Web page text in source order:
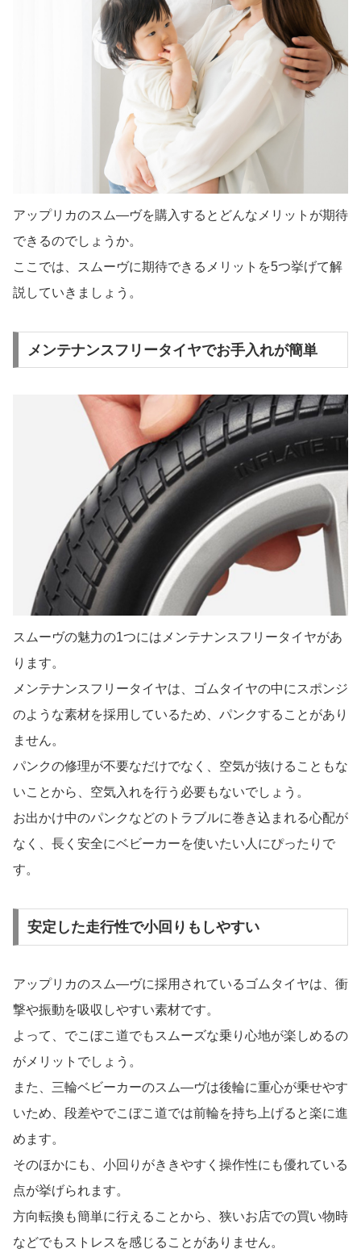
アップリカのスム―ヴを購入するとどんなメリットが期待
できるのでしょうか。
ここでは、スムーヴに期待できるメリットを5つ挙げて解
説していきましょう。
メンテナンスフリータイヤでお手入れが簡単
スムーヴの魅力の1つにはメンテナンスフリータイヤがあ
ります。
メンテナンスフリータイヤは、ゴムタイヤの中にスポンジ
のような素材を採用しているため、パンクすることがあり
ません。
パンクの修理が不要なだけでなく、空気が抜けることもな
いことから、空気入れを行う必要もないでしょう。
お出かけ中のパンクなどのトラブルに巻き込まれる心配が
なく、長く安全にベビーカーを使いたい人にぴったりで
す。
安定した走行性で小回りもしやすい
アップリカのスム―ヴに採用されているゴムタイヤは、衝
撃や振動を吸収しやすい素材です。
よって、でこぼこ道でもスムーズな乗り心地が楽しめるの
がメリットでしょう。
また、三輪ベビーカーのスム―ヴは後輪に重心が乗せやす
いため、段差やでこぼこ道では前輪を持ち上げると楽に進
めます。
そのほかにも、小回りがききやすく操作性にも優れている
点が挙げられます。
方向転換も簡単に行えることから、狭いお店での買い物時
などでもストレスを感じることがありません。